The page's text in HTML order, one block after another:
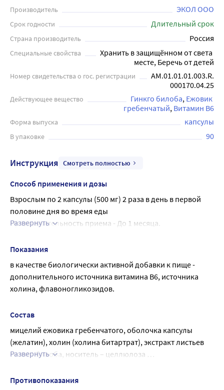
Производитель ЭКОЛ ООО
Срок годности Длительный срок
Страна производитель Россия
Специальные свойства
Хранить в защищённом от света
месте, Беречь от детей
Номер свидетельства о гос. регистрации
AM.01.01.01.003.R.
000170.04.25
Действующее вещество Гинкго билоба Ежовик
гребенчатый Витамин B6
Форма выпуска капсулы
В упаковке 90
Инструкция Смотреть полностью
Способ применения и дозы
Взрослым по 2 капсулы (500 мг) 2 раза в день в первой
половине дня во время еды
Продолжительность приема - До 1 месяца.
Развернуть
Показания
в качестве биологически активной добавки к пище -
дополнительного источника витамина В6, источника
холина, флавоногликозидов.
Состав
мицелий ежовика гребенчатого, оболочка капсулы
(желатин), холин (холина битартрат), экстракт листьев
гинкго билоба, носитель – целлюлоза
фосфат), антислеживающие агенты: кальциевая соль
Развернуть
Противопоказания